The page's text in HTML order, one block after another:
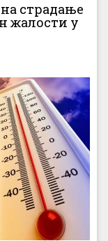
страдање
жалости у